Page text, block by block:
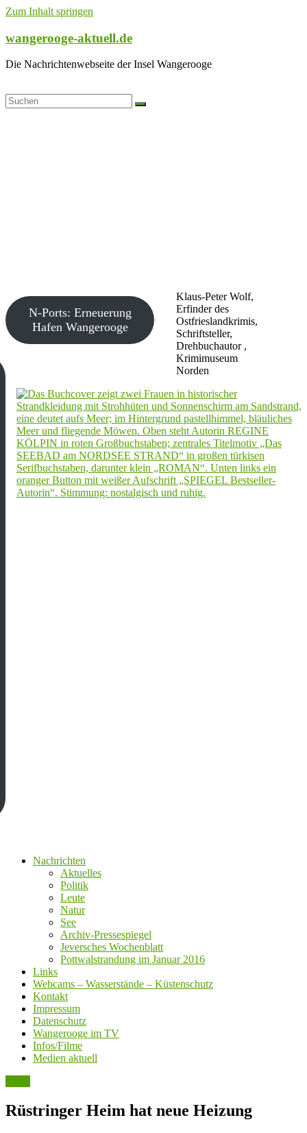
Zum Inhalt springen
wangerooge-aktuell.de
Die Nachrichtenwebseite der Insel Wangerooge
Klaus-Peter Wolf,
Erfinder des
Ostfrieslandkrimis,
Schriftsteller,
Drehbuchautor ,
Krimimuseum
Norden
N-Ports: Erneuerung
Hafen Wangerooge
Nachrichten
Aktuelles
Politik
Leute
Natur
See
Archiv-Pressespiegel
Jeversches Wochenblatt
Pottwalstrandung im Januar 2016
Links
Webcams – Wasserstände – Küstenschutz
Kontakt
Impressum
Datenschutz
Wangerooge im TV
Infos/Filme
Medien aktuell
Rüstringer Heim hat neue Heizung